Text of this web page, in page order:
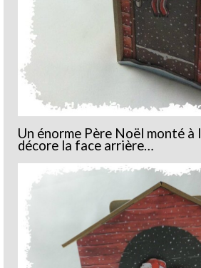
Un énorme Père Noël monté à
décore la face arrière…